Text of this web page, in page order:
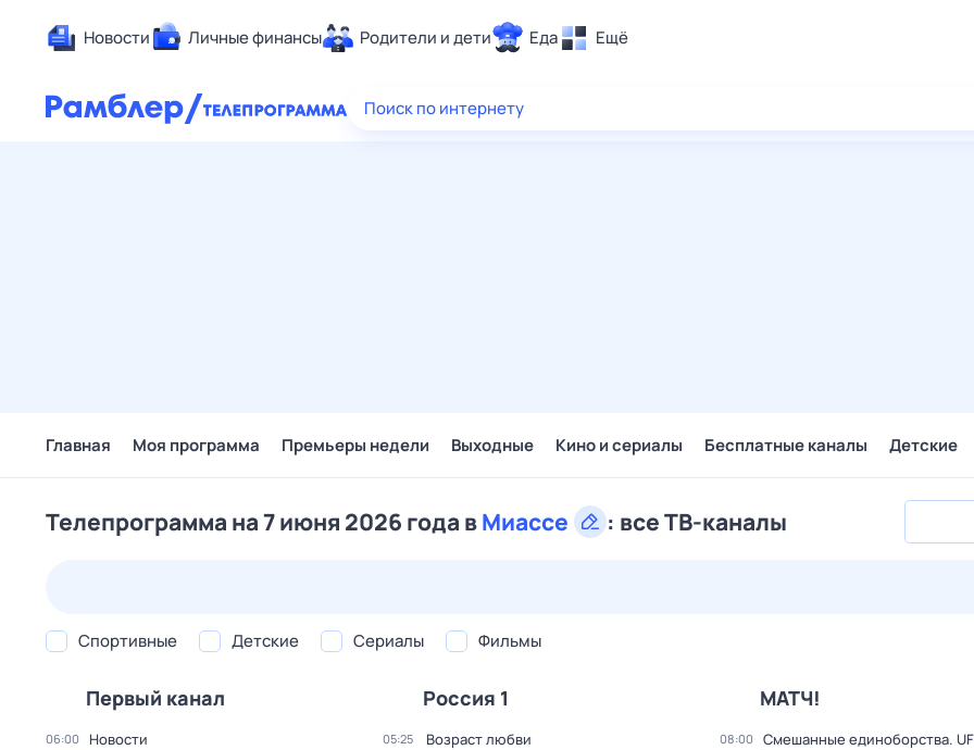
Новости Личные финансы Родители и дети Еда Ещё
Здоровье
Поиск по интернету
Главная Моя программа Премьеры недели Выходные Кино и сериалы Бесплатные каналы Детские
Телепрограмма на 7 июня 2026 года вМиассе : все ТВ-каналы
Спортивные Детские Сериалы Фильмы
Первый канал
06:00 Новости
Россия 1
05:25 Возраст любви
МАТЧ!
08:00
Смешанные единоборства.